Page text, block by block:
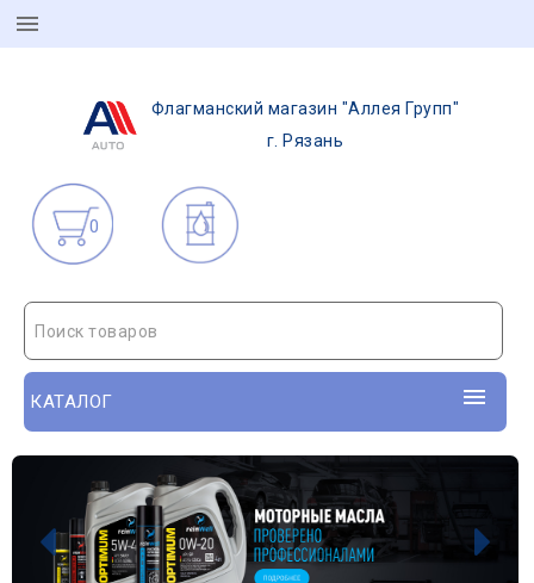
Флагманский магазин "Аллея Групп"
г. Рязань
0
Поиск товаров
КАТАЛОГ